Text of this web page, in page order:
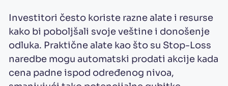
Investitori često koriste razne alate i resurse
kako bi poboljšali svoje veštine i donošenje
odluka. Praktične alate kao što su Stop-Loss
naredbe mogu automatski prodati akcije kada
cena padne ispod određenog nivoa,